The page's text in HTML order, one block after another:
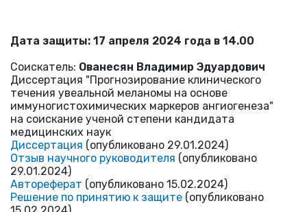
Дата защиты: 17 апреля 2024 года в 14.00
Cоискатель: Ованесян Владимир Эдуардович
Диссертация "Прогнозирование клинического
течения увеальной меланомы на основе
иммуногистохимических маркеров ангиогенеза"
на соискание ученой степени кандидата
медицинских наук
Диссертация (опубликовано 29.01.2024)
Отзыв научного руководителя (опубликовано
29.01.2024)
Автореферат (опубликовано 15.02.2024)
Решение по принятию к защите (опубликовано